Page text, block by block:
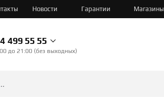
Новости Гарантии Магазины
499 55 55
до 21:00 (без выходных)